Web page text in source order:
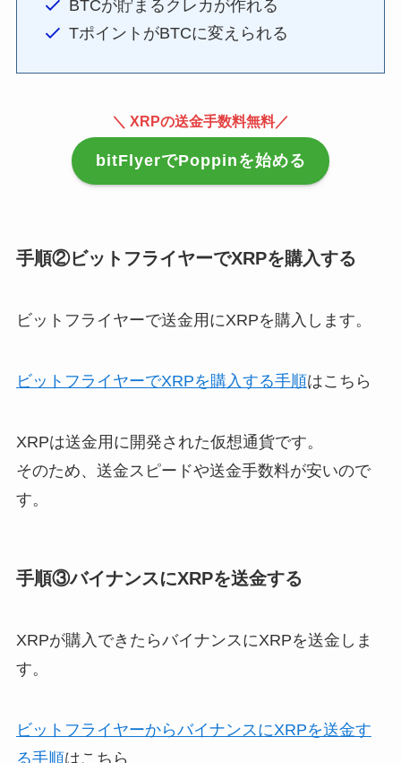
BTCが貯まるクレカが作れる
TポイントがBTCに変えられる
＼ XRPの送金手数料無料／
bitFlyerでPoppinを始める
手順②ビットフライヤーでXRPを購入する
ビットフライヤーで送金用にXRPを購入します。
ビットフライヤーでXRPを購入する手順はこちら
XRPは送金用に開発された仮想通貨です。
そのため、送金スピードや送金手数料が安いので
す。
手順③バイナンスにXRPを送金する
XRPが購入できたらバイナンスにXRPを送金しま
す。
ビットフライヤーからバイナンスにXRPを送金す
る手順はこちら